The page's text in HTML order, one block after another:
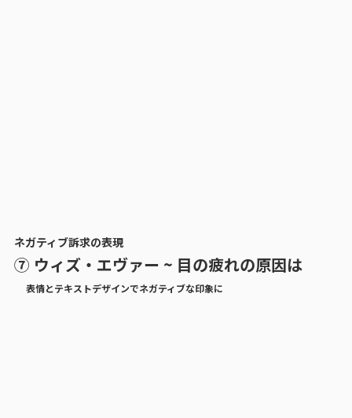
ネガティブ訴求の表現
⑦ ウィズ・エヴァー ~ 目の疲れの原因は
表情とテキストデザインでネガティブな印象に